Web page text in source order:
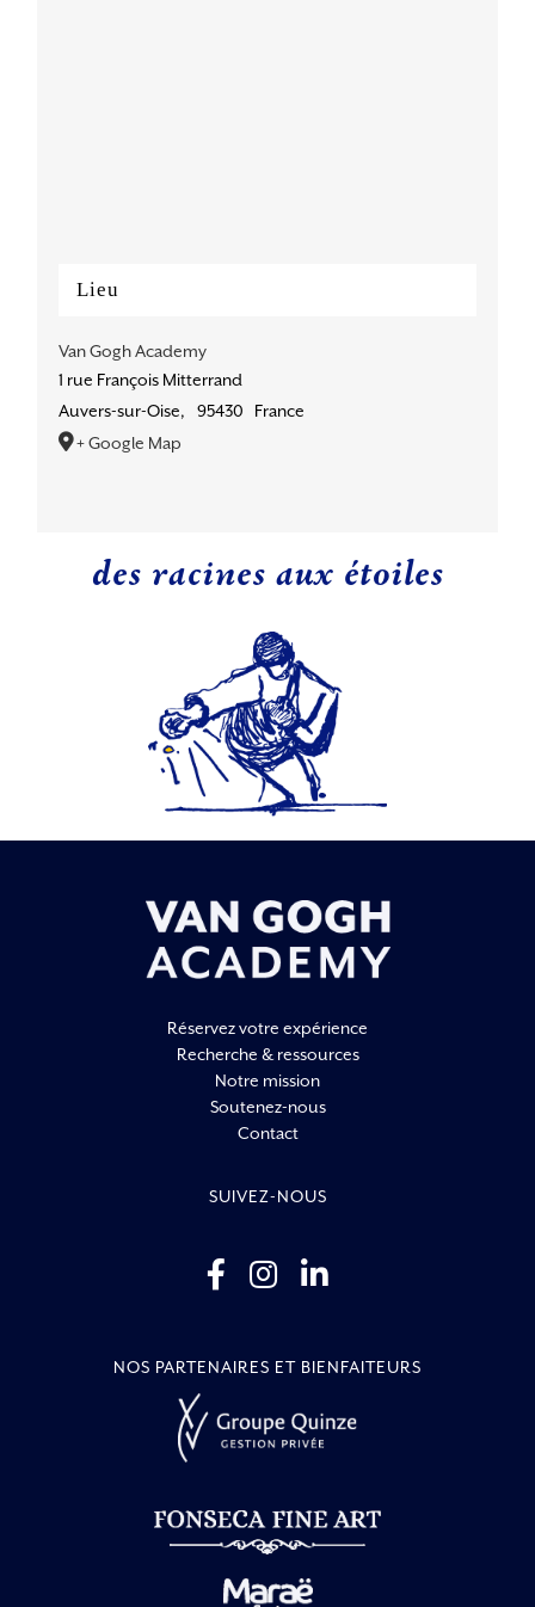
Lieu
Van Gogh Academy
1 rue François Mitterrand
Auvers-sur-Oise, 95430
France
+ Google Map
des racines aux étoiles
Réservez votre expérience
Recherche & ressources
Notre mission
Soutenez-nous
Contact
SUIVEZ-NOUS
NOS PARTENAIRES ET BIENFAITEURS